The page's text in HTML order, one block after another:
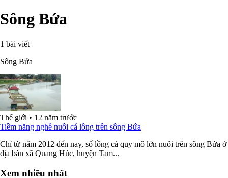
Sông Bứa
1 bài viết
Sông Bứa
Thế giới • 12 năm trước
Tiềm năng nghề nuôi cá lồng trên sông Bứa
Chỉ từ năm 2012 đến nay, số lồng cá quy mô lớn nuôi trên sông Bứa ở
địa bàn xã Quang Húc, huyện Tam...
Xem nhiều nhất